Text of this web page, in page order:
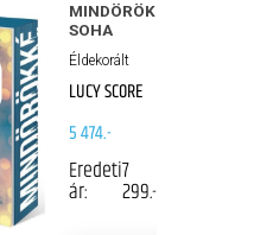
MINDÖRÖKKÉ
SOHA
Éldekorált
LUCY SCORE
5 474.-
Eredeti
ár:
7
299.-